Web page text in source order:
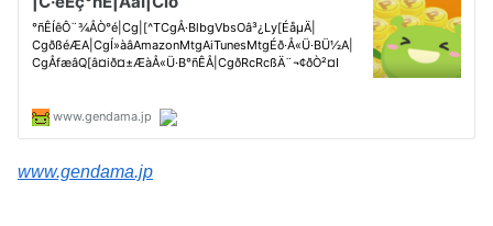
www.gendama.jp